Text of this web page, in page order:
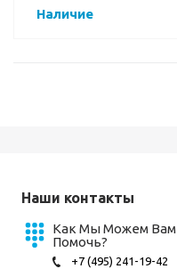
Наличие
Наши контакты
Как Мы Можем Вам
Помочь?
+7 (495) 241-19-42